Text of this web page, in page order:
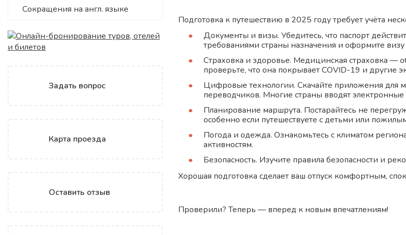
Сокращения на англ. языке
Задать вопрос
Карта проезда
Оставить отзыв
Подготовка к путешествию в 2025 году требует учёта
Документы и визы. Убедитесь, что паспорт
требованиями страны назначения и оформите визу
Страховка и здоровье. Медицинская страховка —
проверьте, что она покрывает COVID-19 и другие
Цифровые технологии. Скачайте приложения для
переводчиков. Многие страны вводят
Планирование маршрута. Постарайтесь не
особенно если путешествуете с детьми или
Погода и одежда. Ознакомьтесь с климатом
активностям.
Безопасность. Изучите правила безопасности и
Хорошая подготовка сделает ваш отпуск комфортным,
Проверили? Теперь — вперед к новым впечатлениям!